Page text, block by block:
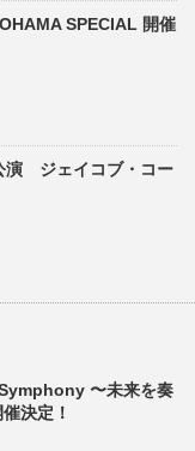
SPECIAL 開催
ジェイコブ・コー
〜未来を奏
決定！